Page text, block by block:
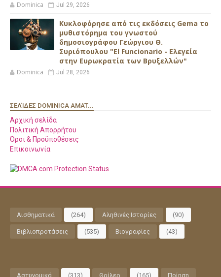
Dominica Jul 29, 2026
Κυκλοφόρησε από τις εκδόσεις Gema το
μυθιστόρημα του γνωστού
δημοσιογράφου Γεώργιου Θ.
Συριόπουλου "El Funcionario - Ελεγεία
στην Ευρωκρατία των Βρυξελλών"
Dominica Jul 28, 2026
ΣΕΛΊΔΕΣ DOMINICA AMAT...
Αρχική σελίδα
Πολιτική Απορρήτου
Όροι & Προϋποθέσεις
Επικοινωνία
Αισθηματικά (264) Αληθινές Ιστορίες (90)
Βιβλιοπροτάσεις (535) Βιογραφίες (43)
Αστυνομικά (313) Θρίλερ (165) Ποίηση